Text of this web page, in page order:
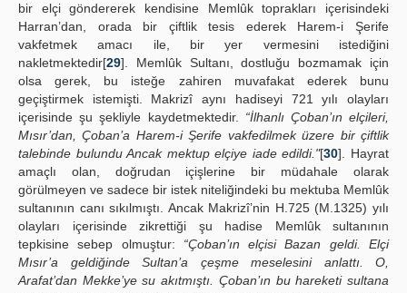
bir elçi göndererek kendisine Memlûk toprakları içerisindeki
Harran’dan, orada bir çiftlik tesis ederek Harem-i Şerife
vakfetmek amacı ile, bir yer vermesini istediğini
nakletmektedir[29]. Memlûk Sultanı, dostluğu bozmamak için
olsa gerek, bu isteğe zahiren muvafakat ederek bunu
geçiştirmek istemişti. Makrizî aynı hadiseyi 721 yılı olayları
içerisinde şu şekliyle kaydetmektedir. “İlhanlı Çoban’ın elçileri,
Mısır’dan, Çoban’a Harem-i Şerife vakfedilmek üzere bir çiftlik
talebinde bulundu Ancak mektup elçiye iade edildi."[30]. Hayrat
amaçlı olan, doğrudan içişlerine bir müdahale olarak
görülmeyen ve sadece bir istek niteliğindeki bu mektuba Memlûk
sultanının canı sıkılmıştı. Ancak Makrizî’nin H.725 (M.1325) yılı
olayları içerisinde zikrettiği şu hadise Memlûk sultanının
tepkisine sebep olmuştur: “Çoban’ın elçisi Bazan geldi. Elçi
Mısır’a geldiğinde Sultan’a çeşme meselesini anlattı. O,
Arafat’dan Mekke’ye su akıtmıştı. Çoban’ın bu hareketi sultana